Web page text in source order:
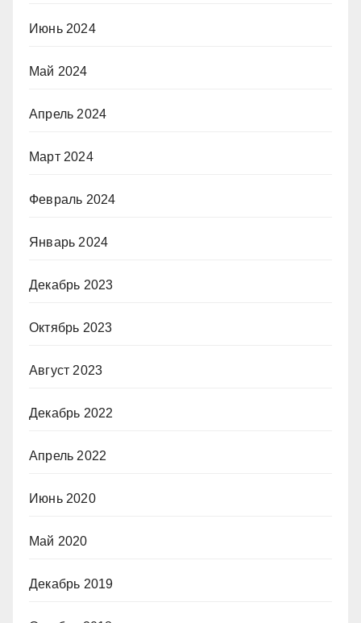
Июнь 2024
Май 2024
Апрель 2024
Март 2024
Февраль 2024
Январь 2024
Декабрь 2023
Октябрь 2023
Август 2023
Декабрь 2022
Апрель 2022
Июнь 2020
Май 2020
Декабрь 2019